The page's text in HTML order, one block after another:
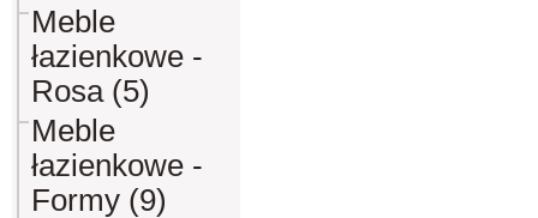
Meble
łazienkowe -
Rosa (5)
Meble
łazienkowe -
Formy (9)